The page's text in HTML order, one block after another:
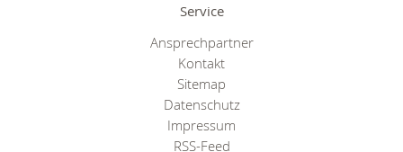
Service
Ansprechpartner
Kontakt
Sitemap
Datenschutz
Impressum
RSS-Feed